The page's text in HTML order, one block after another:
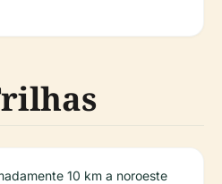
10 km a noroeste